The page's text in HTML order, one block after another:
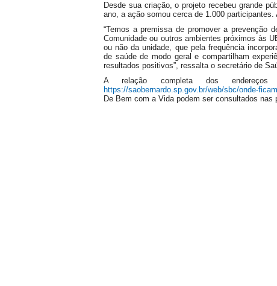
Desde sua criação, o projeto recebeu grande
ano, a ação somou cerca de 1.000
“Temos a premissa de promover a prevenção
Comunidade ou outros ambientes próximos às
ou não da unidade, que pela frequência
de saúde de modo geral e compartilham
resultados positivos”, ressalta o secretário de
A relação completa dos
https://saobernardo.sp.gov.br/web/sbc/onde-
De Bem com a Vida podem ser consultados nas